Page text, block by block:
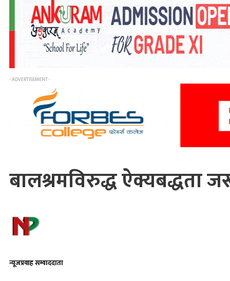
- ADVERTISEMENT -
बालश्रमविरुद्ध ऐक्यबद्धता
न्यूजप्रवाह सम्वाददाता